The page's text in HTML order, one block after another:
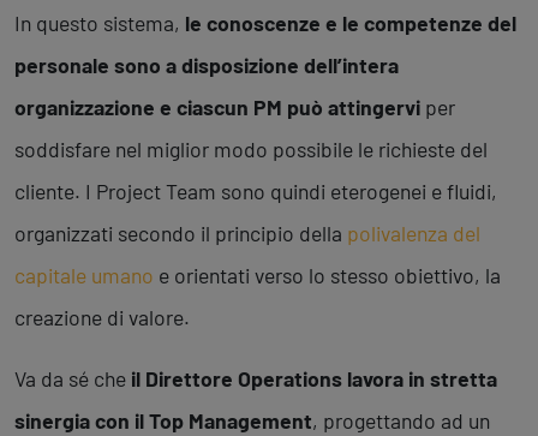
In questo sistema, le conoscenze e le competenze del
personale sono a disposizione dell’intera
organizzazione e ciascun PM può attingervi per
soddisfare nel miglior modo possibile le richieste del
cliente. I Project Team sono quindi eterogenei e fluidi,
organizzati secondo il principio della polivalenza del
capitale umano e orientati verso lo stesso obiettivo, la
creazione di valore.
Va da sé che il Direttore Operations lavora in stretta
sinergia con il Top Management, progettando ad un